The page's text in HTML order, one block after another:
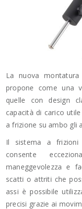
La nuova montatura
propone come una
quelle con design
capacità di carico
a frizione su ambo gli
Il sistema a frizioni
consente
maneggevolezza e
scatti o attriti che
assi è possibile
precisi grazie ai